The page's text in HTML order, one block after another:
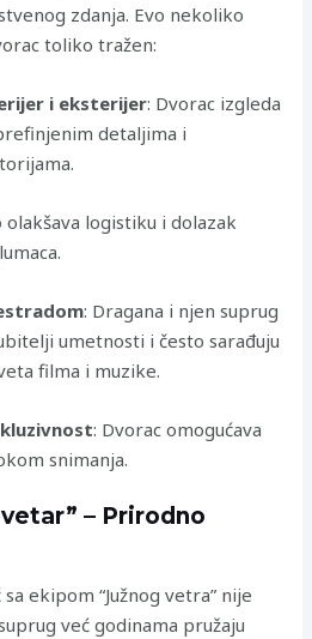
zdanja. Evo nekoliko
toliko tražen:
i eksterijer: Dvorac izgleda
detaljima i
olakšava logistiku i dolazak
: Dragana i njen suprug
umetnosti i često sarađuju
filma i muzike.
: Dvorac omogućava
snimanja.
– Prirodno
ekipom “Južnog vetra” nije
već godinama pružaju